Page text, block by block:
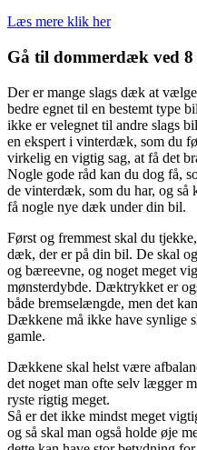
Læs mere klik her
Gå til dommerdæk ved
Der er mange slags dæk at
bedre egnet til en bestemt type
ikke er velegnet til andre slags
en ekspert i vinterdæk, som du
virkelig en vigtig sag, at få det
Nogle gode råd kan du dog få,
de vinterdæk, som du har, og så
få nogle nye dæk under din bil.
Først og fremmest skal du
dæk, der er på din bil. De skal
og bæreevne, og noget meget
mønsterdybde. Dæktrykket er
både bremselængde, men det
Dækkene må ikke have synlige
gamle.
Dækkene skal helst være
det noget man ofte selv lægger
ryste rigtig meget.
Så er det ikke mindst meget
og så skal man også holde øje